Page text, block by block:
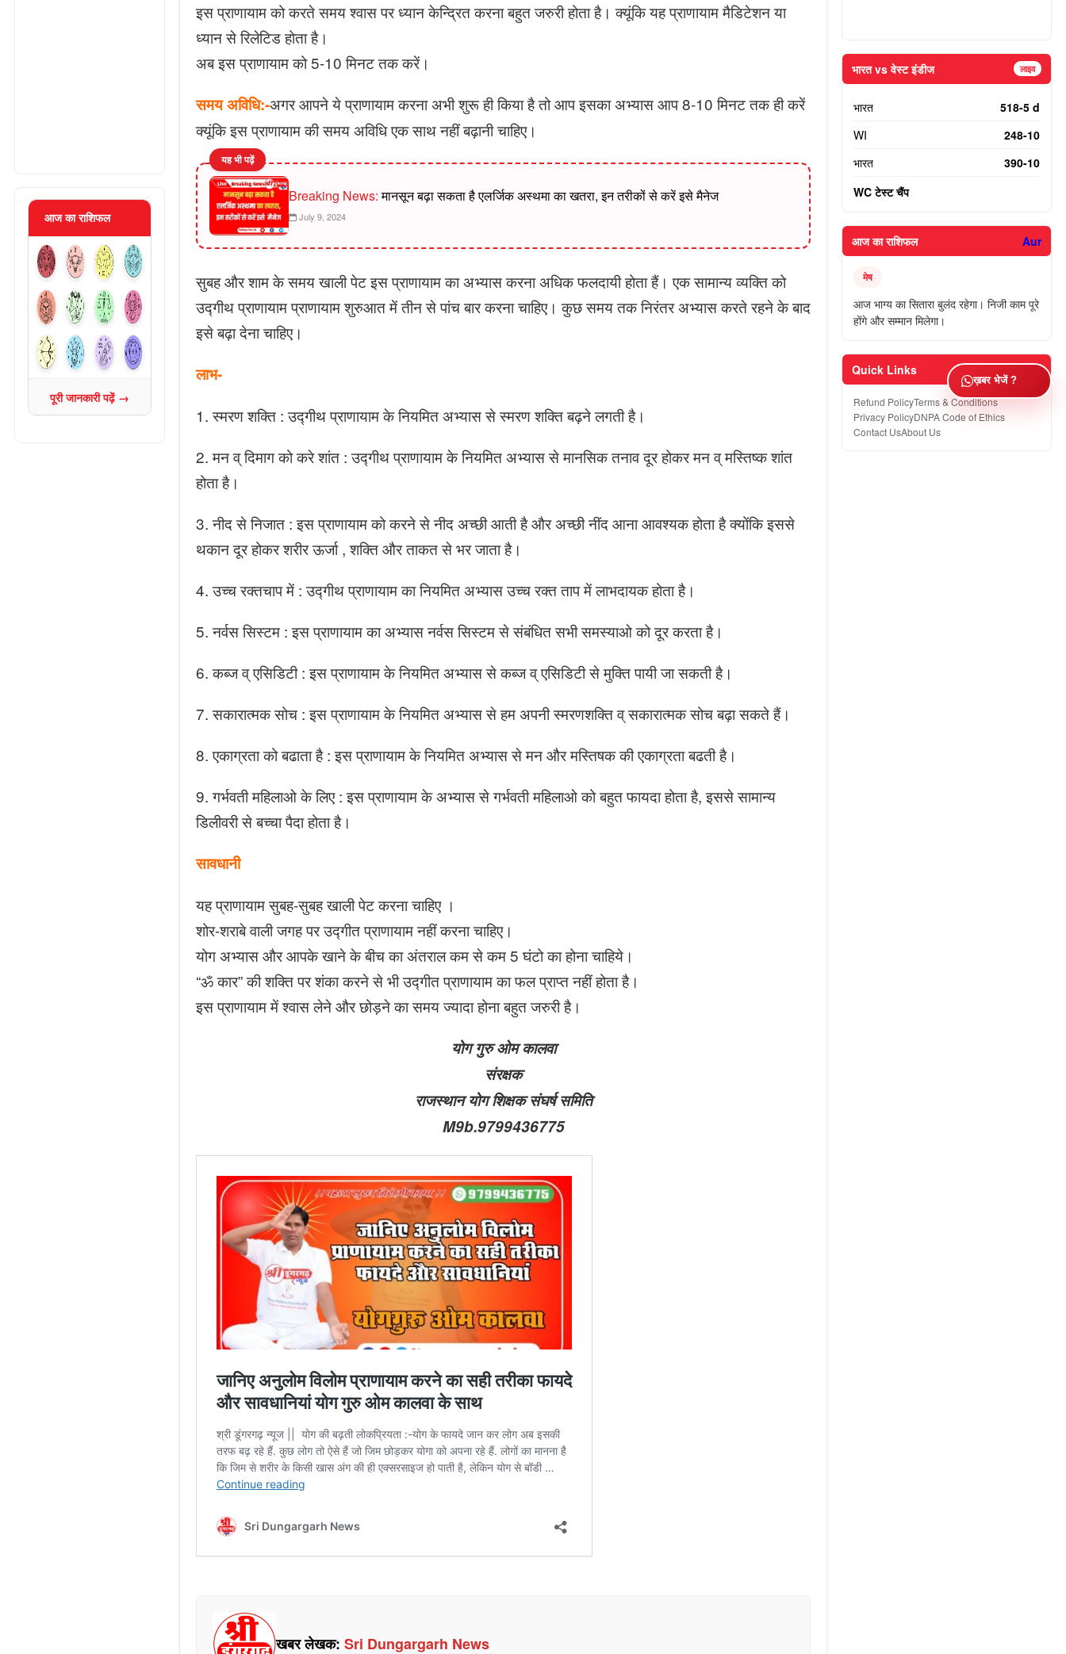
आज का राशिफल
पूरी जानकारी पढ़ें →
इस प्राणायाम को करते समय श्वास पर ध्यान केन्द्रित करना बहुत जरुरी होता है। क्यूंकि यह प्राणायाम मैडिटेशन या
ध्यान से रिलेटिड होता है।
अब इस प्राणायाम को 5-10 मिनट तक करें।
समय अविधि:-अगर आपने ये प्राणायाम करना अभी शुरू ही किया है तो आप इसका अभ्यास आप 8-10 मिनट तक ही करें
क्यूंकि इस प्राणायाम की समय अविधि एक साथ नहीं बढ़ानी चाहिए।
यह भी पढ़ें
Breaking News:मानसून बढ़ा सकता है एलर्जिक अस्थमा का खतरा, इन तरीकों से करें इसे मैनेज
July 9, 2024
सुबह और शाम के समय खाली पेट इस प्राणायाम का अभ्यास करना अधिक फलदायी होता हैं। एक सामान्य व्यक्ति को
उद्गीथ प्राणायाम प्राणायाम शुरुआत में तीन से पांच बार करना चाहिए। कुछ समय तक निरंतर अभ्यास करते रहने के बाद
इसे बढ़ा देना चाहिए।
लाभ-
1. स्मरण शक्ति : उद्गीथ प्राणायाम के नियमित अभ्यास से स्मरण शक्ति बढ़ने लगती है।
2. मन व् दिमाग को करे शांत : उद्गीथ प्राणायाम के नियमित अभ्यास से मानसिक तनाव दूर होकर मन व् मस्तिष्क शांत
होता है।
3. नीद से निजात : इस प्राणायाम को करने से नीद अच्छी आती है और अच्छी नींद आना आवश्यक होता है क्योंकि इससे
थकान दूर होकर शरीर ऊर्जा , शक्ति और ताकत से भर जाता है।
4. उच्च रक्तचाप में : उद्गीथ प्राणायाम का नियमित अभ्यास उच्च रक्त ताप में लाभदायक होता है।
5. नर्वस सिस्टम : इस प्राणायाम का अभ्यास नर्वस सिस्टम से संबंधित सभी समस्याओ को दूर करता है।
6. कब्ज व् एसिडिटी : इस प्राणायाम के नियमित अभ्यास से कब्ज व् एसिडिटी से मुक्ति पायी जा सकती है।
7. सकारात्मक सोच : इस प्राणायाम के नियमित अभ्यास से हम अपनी स्मरणशक्ति व् सकारात्मक सोच बढ़ा सकते हैं।
8. एकाग्रता को बढाता है : इस प्राणायाम के नियमित अभ्यास से मन और मस्तिषक की एकाग्रता बढती है।
9. गर्भवती महिलाओ के लिए : इस प्राणायाम के अभ्यास से गर्भवती महिलाओ को बहुत फायदा होता है, इससे सामान्य
डिलीवरी से बच्चा पैदा होता है।
सावधानी
यह प्राणायाम सुबह-सुबह खाली पेट करना चाहिए ।
शोर-शराबे वाली जगह पर उद्गीत प्राणायाम नहीं करना चाहिए।
योग अभ्यास और आपके खाने के बीच का अंतराल कम से कम 5 घंटो का होना चाहिये।
“ॐ कार” की शक्ति पर शंका करने से भी उद्गीत प्राणायाम का फल प्राप्त नहीं होता है।
इस प्राणायाम में श्वास लेने और छोड़ने का समय ज्यादा होना बहुत जरुरी है।
योग गुरु ओम कालवा
संरक्षक
राजस्थान योग शिक्षक संघर्ष समिति
M9b.9799436775
खबर लेखक: Sri Dungargarh News
भारत vs वेस्ट इंडीज लाइव
भारत
518-5 d
WI
248-10
भारत
390-10
WC टेस्ट चैंप
आज का राशिफल Aur
मेष
आज भाग्य का सितारा बुलंद रहेगा। निजी काम पूरे
होंगे और सम्मान मिलेगा।
Quick Links
Refund PolicyTerms & Conditions
Privacy PolicyDNPA Code of Ethics
Contact UsAbout Us
ख़बर भेजें ?